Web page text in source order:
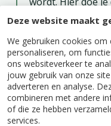
Deze website maakt
We gebruiken cookies
personaliseren, om
ons websiteverkeer te
jouw gebruik van onze
adverteren en analyse.
combineren met andere
of die ze hebben
services.
je een prachtige
7 graden per
Zaaien
Oogsttijd:
Eénjarig